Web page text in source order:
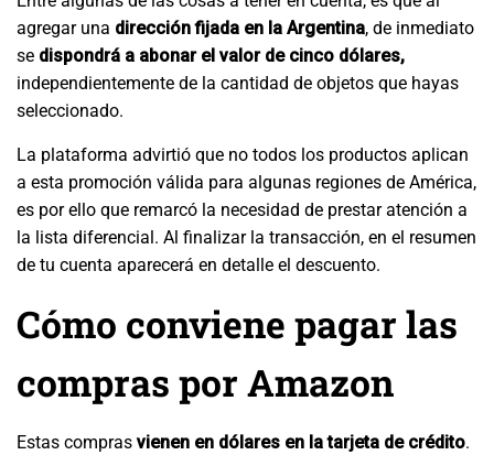
agregar una dirección fijada en la Argentina, de inmediato
se dispondrá a abonar el valor de cinco dólares,
independientemente de la cantidad de objetos que hayas
seleccionado.
La plataforma advirtió que no todos los productos aplican
a esta promoción válida para algunas regiones de América,
es por ello que remarcó la necesidad de prestar atención a
la lista diferencial. Al finalizar la transacción, en el resumen
de tu cuenta aparecerá en detalle el descuento.
Cómo conviene pagar las
compras por Amazon
Estas compras vienen en dólares en la tarjeta de crédito.